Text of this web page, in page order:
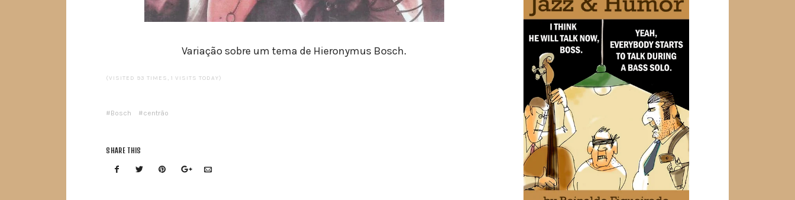
Variação sobre um tema de Hieronymus Bosch.
(VISITED 93 TIMES, 1 VISITS TODAY)
Bosch centrão
SHARE THIS